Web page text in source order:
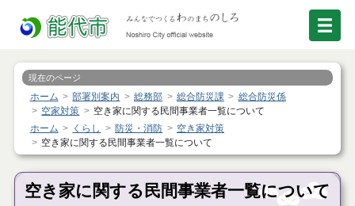
現在のページ
ホーム 部署別案内 総務部 総合防災課
総合防災係
空家対策
空き家に関する民間事業者一覧について
ホーム
くらし 防災・消防
空き家対策
空き家に関する民間事業者一覧について
空き家に関する民間事業者一覧について